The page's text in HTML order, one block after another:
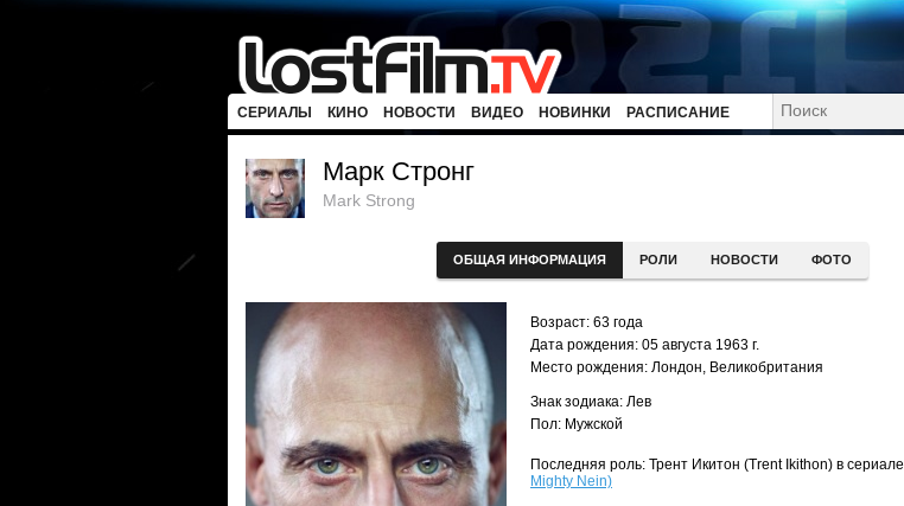
СЕРИАЛЫ КИНО НОВОСТИ ВИДЕО НОВИНКИ РАСПИСАНИЕ
Марк Стронг
Mark Strong
ОБЩАЯ ИНФОРМАЦИЯ РОЛИ НОВОСТИ ФОТО
Возраст: 63 года
Дата рождения: 05 августа 1963 г.
Место рождения: Лондон, Великобритания
Знак зодиака: Лев
Пол: Мужской
Последняя роль: Трент Икитон (Trent Ikithon) в сериале
Mighty Nein)